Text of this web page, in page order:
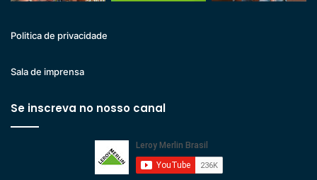
Politica de privacidade
Sala de imprensa
Se inscreva no nosso canal